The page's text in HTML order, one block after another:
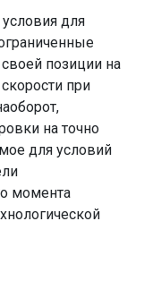
для
позиции на
при
на точно
для условий
момента